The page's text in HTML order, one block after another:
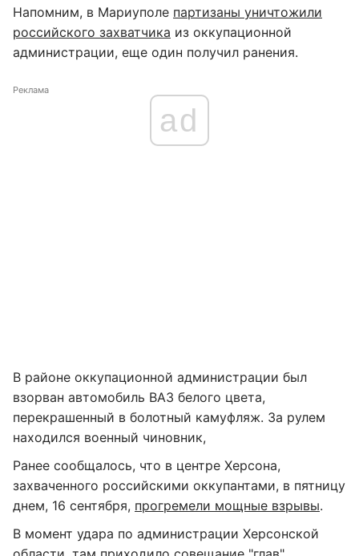
Напомним, в Мариуполе партизаны уничтожили
российского захватчика из оккупационной
администрации, еще один получил ранения.
Реклама
ad
В районе оккупационной администрации был
взорван автомобиль ВАЗ белого цвета,
перекрашенный в болотный камуфляж. За рулем
находился военный чиновник,
Ранее сообщалось, что в центре Херсона,
захваченного российскими оккупантами, в пятницу
днем, 16 сентября, прогремели мощные взрывы.
В момент удара по администрации Херсонской